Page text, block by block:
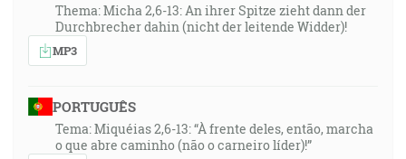
Thema: Micha 2,6-13: An ihrer Spitze zieht dann der
Durchbrecher dahin (nicht der leitende Widder)!
MP3
PORTUGUÊS
Tema: Miquéias 2,6-13: “À frente deles, então, marcha
o que abre caminho (não o carneiro líder)!”